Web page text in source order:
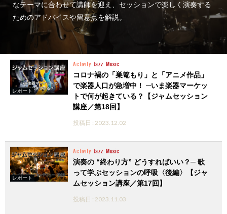
なテーマに合わせて講師を迎え、セッションで楽しく演奏する
ためのアドバイスや留意点を解説。
レポート
Activity Jazz Music
コロナ禍の「巣篭もり」と「アニメ作品」
で楽器人口が急増中！ ─いま楽器マーケッ
トで何が起きている？【ジャムセッション
講座／第18回】
投稿日 : 2023.12.02
レポート
Activity Jazz Music
演奏の “終わり方” どうすればいい？─ 歌
って学ぶセッションの呼吸〈後編〉【ジャ
ムセッション講座／第17回】
投稿日 : 2023.11.03